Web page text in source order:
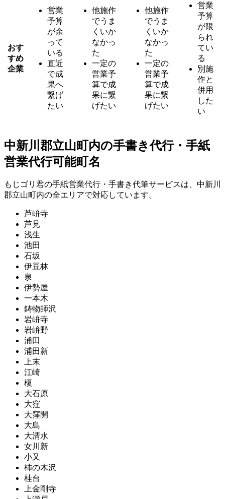
おす
すめ
企業
営業
予算
が余
って
いる
直近
で成
果へ
繋げ
たい
他施作
でうま
くいか
なかっ
た
一定の
営業予
算で成
果に繋
げたい
他施作
でうま
くいか
なかっ
た
一定の
営業予
算で成
果に繋
げたい
営業
予算
が限
られ
てい
る
別施
作と
併用
した
い
中新川郡立山町内の手書き代行・手紙
営業代行可能町名
もじゴリ君の手紙営業代行・手書き代筆サービスは、中新川
郡立山町内の全エリアで対応しています。
芦峅寺
芦見
浅生
池田
石坂
伊豆林
泉
伊勢屋
一本木
鋳物師沢
岩峅寺
岩峅野
浦田
浦田新
上末
江崎
榎
大石原
大窪
大窪開
大島
大清水
女川新
小又
柿の木沢
桂台
上金剛寺